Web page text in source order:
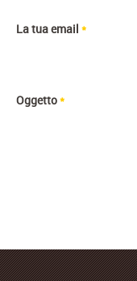
La tua email *
Oggetto*